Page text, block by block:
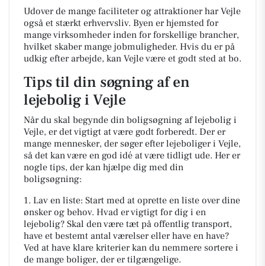
Udover de mange faciliteter og attraktioner har Vejle
også et stærkt erhvervsliv. Byen er hjemsted for
mange virksomheder inden for forskellige brancher,
hvilket skaber mange jobmuligheder. Hvis du er på
udkig efter arbejde, kan Vejle være et godt sted at bo.
Tips til din søgning af en
lejebolig i Vejle
Når du skal begynde din boligsøgning af lejebolig i
Vejle, er det vigtigt at være godt forberedt. Der er
mange mennesker, der søger efter lejeboliger i Vejle,
så det kan være en god idé at være tidligt ude. Her er
nogle tips, der kan hjælpe dig med din
boligsøgning:
1. Lav en liste: Start med at oprette en liste over dine
ønsker og behov. Hvad er vigtigt for dig i en
lejebolig? Skal den være tæt på offentlig transport,
have et bestemt antal værelser eller have en have?
Ved at have klare kriterier kan du nemmere sortere i
de mange boliger, der er tilgængelige.